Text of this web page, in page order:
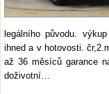
legálního původu.
ihned a v hotovosti.
až 36 měsíců garance
doživotní…